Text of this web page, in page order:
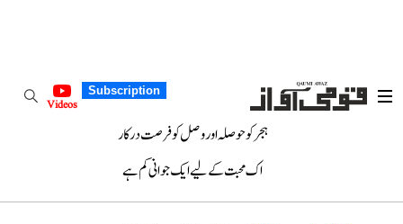
Subscription
Videos
ہجر کو حوصلہ اور وصل کو فرصت درکار
اک محبت کے لیے ایک جوانی کم ہے